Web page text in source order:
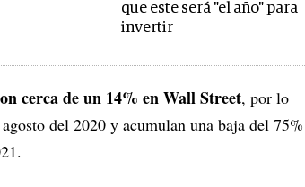
que este será "el año" para
invertir
cerca de un 14% en Wall Street, por lo
del 2020 y acumulan una baja del 75%